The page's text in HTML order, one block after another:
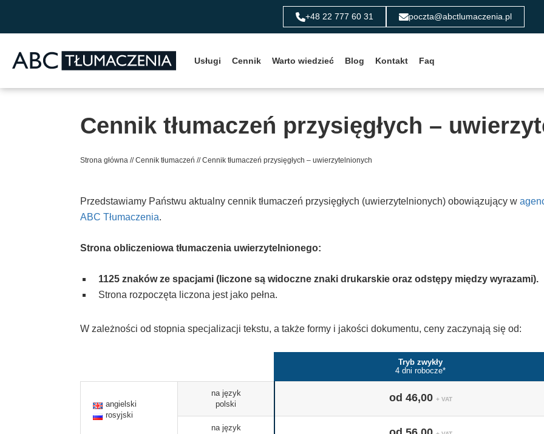
+48 22 777 60 31 poczta@abctlumaczenia.pl
Usługi Cennik Warto wiedzieć Blog Kontakt Faq
Cennik tłumaczeń przysięgłych –
Strona główna //Cennik tłumaczeń //Cennik tłumaczeń przysięgłych – uwierzytelnionych
Przedstawiamy Państwu aktualny cennik tłumaczeń przysięgłych (uwierzytelnionych) obowiązujący w
ABC Tłumaczenia.
Strona obliczeniowa tłumaczenia uwierzytelnionego:
1125 znaków ze spacjami (liczone są widoczne znaki drukarskie oraz odstępy między wyrazami).
Strona rozpoczęta liczona jest jako pełna.
W zależności od stopnia specjalizacji tekstu, a także formy i jakości dokumentu, ceny zaczynają się od:
Tryb zwykły
4 dni robocze*
angielski
rosyjski
na język
polski
od 46,00 + VAT
na język